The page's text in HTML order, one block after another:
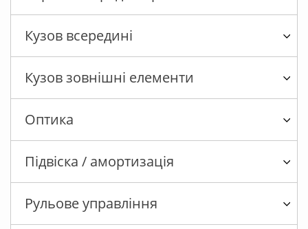
Кузов всередині
Кузов зовнішні елементи
Оптика
Підвіска / амортизація
Рульове управління